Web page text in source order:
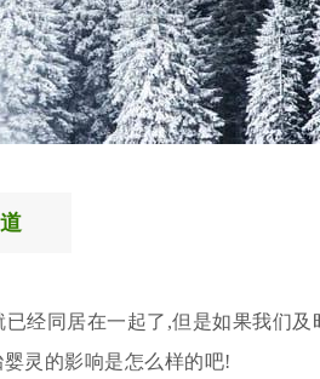
经同居在一起了,但是如果我们
灵的影响是怎么样的吧!